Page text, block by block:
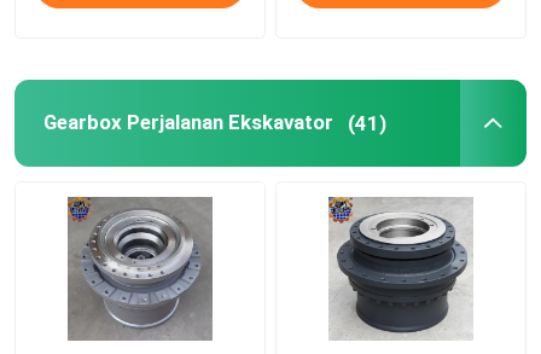
Gearbox Perjalanan Ekskavator (41)